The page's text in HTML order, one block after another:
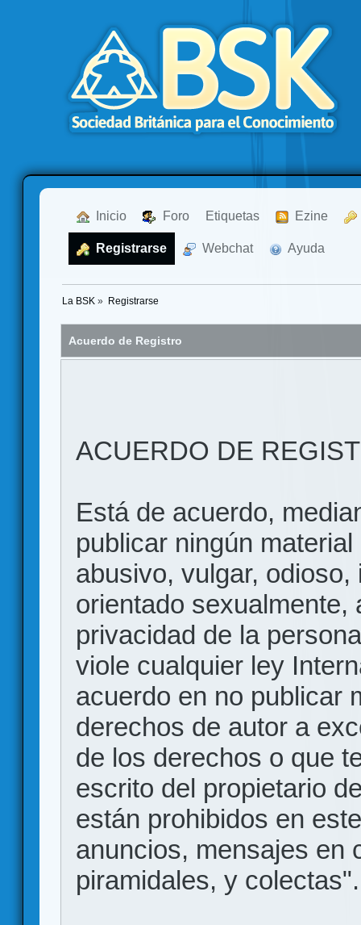
Inicio Foro Etiquetas Ezine
Registrarse Webchat Ayuda
La BSK » Registrarse
Acuerdo de Registro
ACUERDO DE
Está de acuerdo,
publicar ningún
abusivo, vulgar,
orientado sexualmente,
privacidad de la
viole cualquier ley
acuerdo en no publicar
derechos de autor a
de los derechos o que
escrito del propietario
están prohibidos en
anuncios, mensajes en
piramidales, y colectas".